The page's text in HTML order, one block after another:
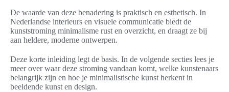
De waarde van deze benadering is praktisch en esthetisch. In
Nederlandse interieurs en visuele communicatie biedt de
kunststroming minimalisme rust en overzicht, en draagt ze bij
aan heldere, moderne ontwerpen.
Deze korte inleiding legt de basis. In de volgende secties lees je
meer over waar deze stroming vandaan komt, welke kunstenaars
belangrijk zijn en hoe je minimalistische kunst herkent in
beeldende kunst en design.